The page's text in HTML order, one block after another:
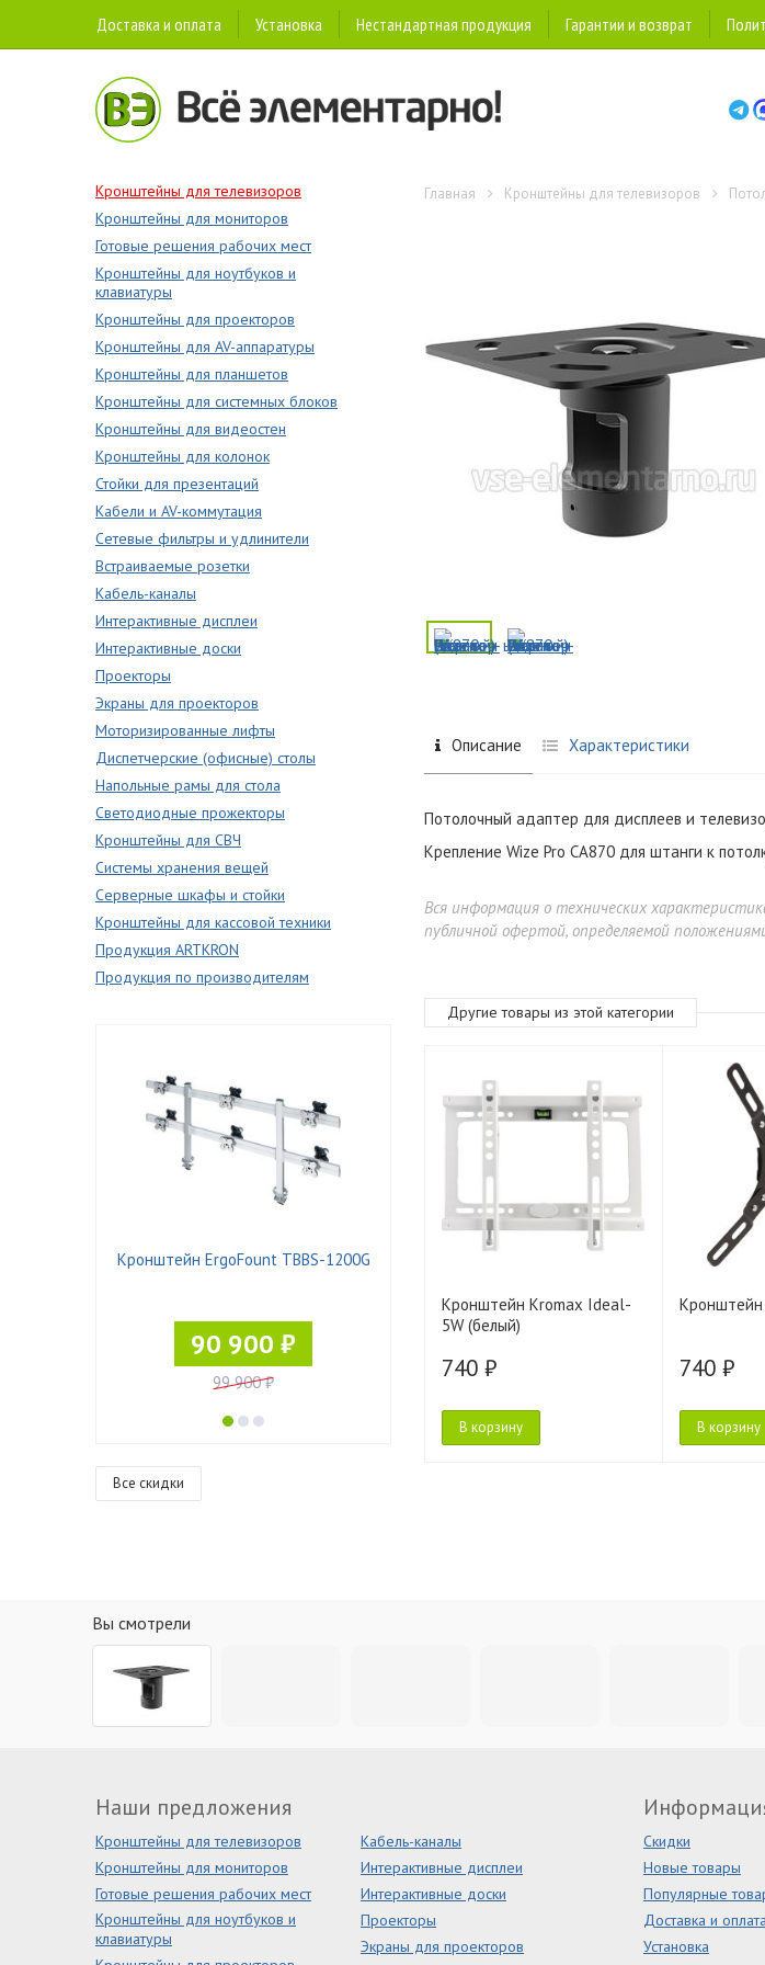
Доставка и оплата Установка Нестандартная продукция Гарантии и возврат
Кронштейны для телевизоров
Кронштейны для мониторов
Готовые решения рабочих мест
Кронштейны для ноутбуков и
клавиатуры
Кронштейны для проекторов
Кронштейны для AV-аппаратуры
Кронштейны для планшетов
Кронштейны для системных блоков
Кронштейны для видеостен
Кронштейны для колонок
Стойки для презентаций
Кабели и AV-коммутация
Сетевые фильтры и удлинители
Встраиваемые розетки
Кабель-каналы
Интерактивные дисплеи
Интерактивные доски
Проекторы
Экраны для проекторов
Моторизированные лифты
Диспетчерские (офисные) столы
Напольные рамы для стола
Светодиодные прожекторы
Кронштейны для СВЧ
Системы хранения вещей
Серверные шкафы и стойки
Кронштейны для кассовой техники
Продукция ARTKRON
Продукция по производителям
Кронштейн ErgoFount TBBS-1200G
90 900 ₽
99 900 ₽
Все скидки
Главная Кронштейны для телевизоров
Описание Характеристики
Потолочный адаптер для дисплеев и
Крепление Wize Pro CA870 для штанги к
Вся информация о технических
публичной офертой, определяемой
Другие товары из этой категории
Кронштейн Kromax Ideal-
5W (белый)
740 ₽
В корзину
Кронштейн
740 ₽
В корзину
Вы смотрели
Наши предложения
Кронштейны для телевизоров
Кронштейны для мониторов
Готовые решения рабочих мест
Кронштейны для ноутбуков и
клавиатуры
Кабель-каналы
Интерактивные дисплеи
Интерактивные доски
Проекторы
Экраны для проекторов
Скидки
Новые товары
Популярные
Доставка и оплата
Установка